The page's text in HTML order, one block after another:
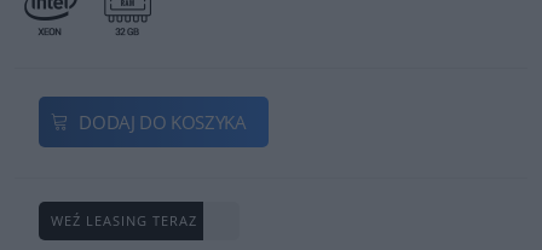
DODAJ DO KOSZYKA
WEŹ LEASING TERAZ